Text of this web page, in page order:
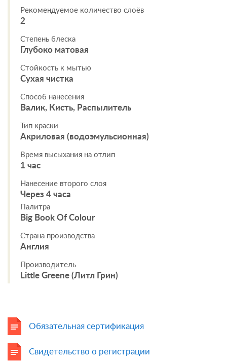
Рекомендуемое количество слоёв
2
Степень блеска
Глубоко матовая
Стойкость к мытью
Сухая чистка
Способ нанесения
Валик, Кисть, Распылитель
Тип краски
Акриловая (водоэмульсионная)
Время высыхания на отлип
1 час
Нанесение второго слоя
Через 4 часа
Палитра
Big Book Of Colour
Страна производства
Англия
Производитель
Little Greene (Литл Грин)
Обязательная сертификация
Свидетельство о регистрации